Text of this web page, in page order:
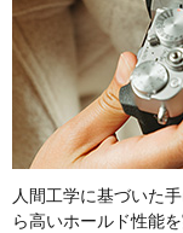
人間工学に基づいた
ら高いホールド性能を